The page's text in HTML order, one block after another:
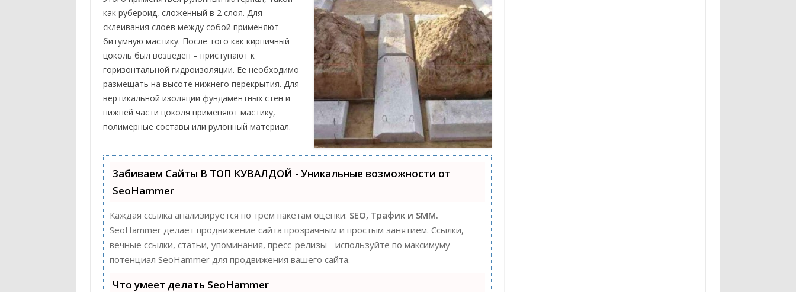
как рубероид, сложенный в 2 слоя. Для
склеивания слоев между собой применяют
битумную мастику. После того как кирпичный
цоколь был возведен – приступают к
горизонтальной гидроизоляции. Ее необходимо
размещать на высоте нижнего перекрытия. Для
вертикальной изоляции фундаментных стен и
нижней части цоколя применяют мастику,
полимерные составы или рулонный материал.
Забиваем Сайты В ТОП КУВАЛДОЙ - Уникальные возможности от
SeoHammer
Каждая ссылка анализируется по трем пакетам оценки: SEO, Трафик и SMM.
SeoHammer делает продвижение сайта прозрачным и простым занятием. Ссылки,
вечные ссылки, статьи, упоминания, пресс-релизы - используйте по максимуму
потенциал SeoHammer для продвижения вашего сайта.
Что умеет делать SeoHammer